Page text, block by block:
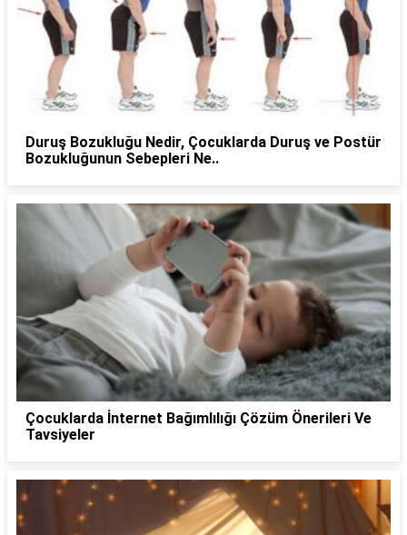
Duruş Bozukluğu Nedir, Çocuklarda Duruş ve Postür
Bozukluğunun Sebepleri Ne..
Çocuklarda İnternet Bağımlılığı Çözüm Önerileri Ve
Tavsiyeler